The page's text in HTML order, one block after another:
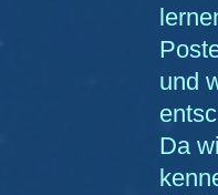
und
Da